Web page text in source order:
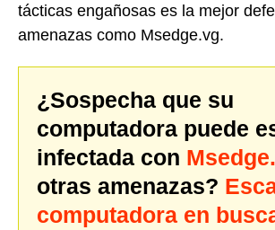
tácticas engañosas es la mejor
amenazas como Msedge.vg.
¿Sospecha que su
computadora puede
infectada con
otras amenazas?
computadora en